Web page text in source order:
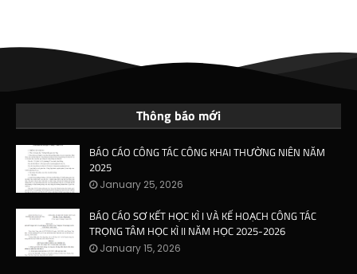
Thông báo mới
BÁO CÁO CÔNG TÁC CÔNG KHAI THƯỜNG NIÊN NĂM
2025
January 25, 2026
BÁO CÁO SƠ KẾT HỌC KÌ I VÀ KẾ HOẠCH CÔNG TÁC
TRỌNG TÂM HỌC KÌ II NĂM HỌC 2025-2026
January 15, 2026